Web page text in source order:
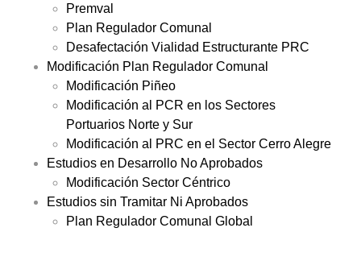
Premval
Plan Regulador Comunal
Desafectación Vialidad Estructurante PRC
Modificación Plan Regulador Comunal
Modificación Piñeo
Modificación al PCR en los Sectores
Portuarios Norte y Sur
Modificación al PRC en el Sector Cerro Alegre
Estudios en Desarrollo No Aprobados
Modificación Sector Céntrico
Estudios sin Tramitar Ni Aprobados
Plan Regulador Comunal Global